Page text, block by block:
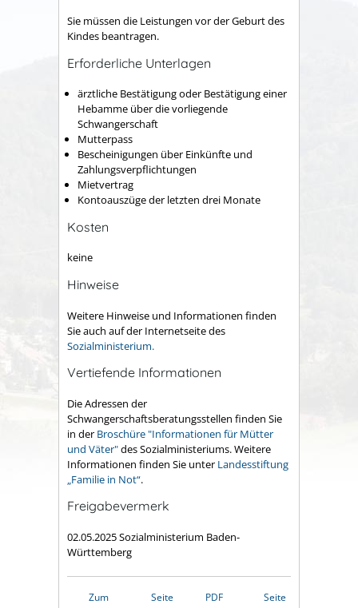
Sie müssen die Leistungen vor der Geburt des
Kindes beantragen.
Erforderliche Unterlagen
ärztliche Bestätigung oder Bestätigung einer
Hebamme über die vorliegende
Schwangerschaft
Mutterpass
Bescheinigungen über Einkünfte und
Zahlungsverpflichtungen
Mietvertrag
Kontoauszüge der letzten drei Monate
Kosten
keine
Hinweise
Weitere Hinweise und Informationen finden
Sie auch auf der Internetseitedes
Sozialministerium.
Vertiefende Informationen
Die Adressen der
Schwangerschaftsberatungsstellen finden Sie
in der Broschüre "Informationen für Mütter
und Väter"des Sozialministeriums. Weitere
Informationen finden Sie unter Landesstiftung
„Familie in Not“.
Freigabevermerk
02.05.2025Sozialministerium Baden-
Württemberg
Zum
Seite
PDF
Seite